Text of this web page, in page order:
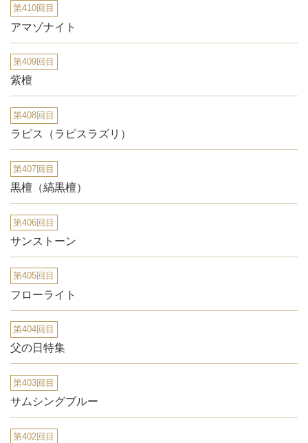
第410回目
アマゾナイト
第409回目
紫檀
第408回目
ラピス（ラピスラズリ）
第407回目
黒檀（縞黒檀）
第406回目
サンストーン
第405回目
フローライト
第404回目
父の日特集
第403回目
サムシングブルー
第402回目